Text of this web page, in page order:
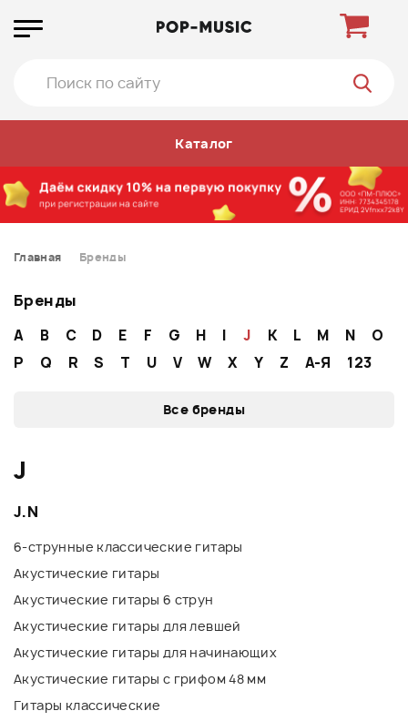
Каталог
Главная Бренды
Бренды
A B C D E F G H I J K L M N
O
P
Q R S T U V W X Y Z А-Я 123
Все бренды
J
J.N
6-струнные классические гитары
Акустические гитары
Акустические гитары 6 струн
Акустические гитары для левшей
Акустические гитары для начинающих
Акустические гитары с грифом 48 мм
Гитары классические